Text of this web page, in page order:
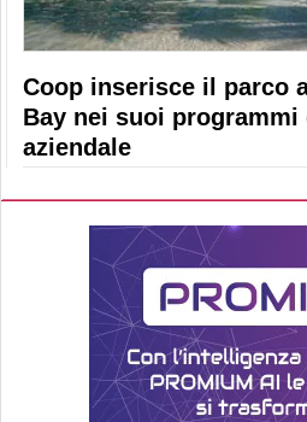
Coop inserisce il parco
Bay nei suoi programmi
aziendale